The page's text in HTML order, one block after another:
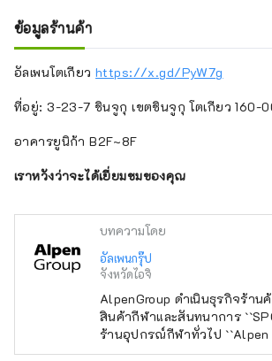
ข้อมูลร้านค้า
อัลเพนโตเกียวhttps://x.gd/PyW7g
ที่อยู่: 3-23-7 ชินจูกุ เขตชินจูกุ โตเกียว 160-
อาคารยูนิก้า B2F~8F
เราหวังว่าจะได้เยี่ยมชมของคุณ
บทความโดย
อัลเพนกรุ๊ป
จังหวัดไอจิ
AlpenGroup ดำเนินธุรกิจร้าน
สินค้ากีฬาและสันทนาการ
ร้านอุปกรณ์กีฬาทั่วไป
ขายอุปกรณ์กลางแจ้งเฉพาะทา